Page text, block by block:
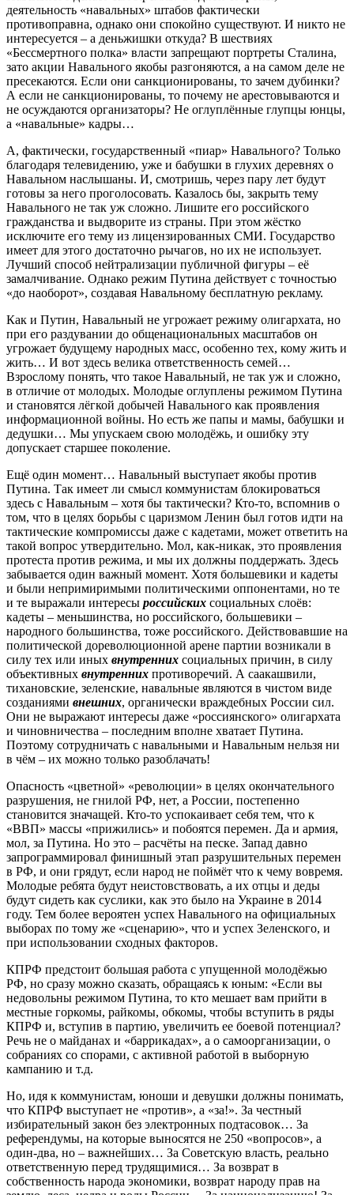
деятельность «навальных» штабов фактически
противоправна, однако они спокойно существуют. И никто не
интересуется – а деньжишки откуда? В шествиях
«Бессмертного полка» власти запрещают портреты Сталина,
зато акции Навального якобы разгоняются, а на самом деле не
пресекаются. Если они санкционированы, то зачем дубинки?
А если не санкционированы, то почему не арестовываются и
не осуждаются организаторы? Не оглуплённые глупцы юнцы,
а «навальные» кадры…
А, фактически, государственный «пиар» Навального? Только
благодаря телевидению, уже и бабушки в глухих деревнях о
Навальном наслышаны. И, смотришь, через пару лет будут
готовы за него проголосовать. Казалось бы, закрыть тему
Навального не так уж сложно. Лишите его российского
гражданства и выдворите из страны. При этом жёстко
исключите его тему из лицензированных СМИ. Государство
имеет для этого достаточно рычагов, но их не использует.
Лучший способ нейтрализации публичной фигуры – её
замалчивание. Однако режим Путина действует с точностью
«до наоборот», создавая Навальному бесплатную рекламу.
Как и Путин, Навальный не угрожает режиму олигархата, но
при его раздувании до общенациональных масштабов он
угрожает будущему народных масс, особенно тех, кому жить и
жить… И вот здесь велика ответственность семей…
Взрослому понять, что такое Навальный, не так уж и сложно,
в отличие от молодых. Молодые оглуплены режимом Путина
и становятся лёгкой добычей Навального как проявления
информационной войны. Но есть же папы и мамы, бабушки и
дедушки… Мы упускаем свою молодёжь, и ошибку эту
допускает старшее поколение.
Ещё один момент… Навальный выступает якобы против
Путина. Так имеет ли смысл коммунистам блокироваться
здесь с Навальным – хотя бы тактически? Кто-то, вспомнив о
том, что в целях борьбы с царизмом Ленин был готов идти на
тактические компромиссы даже с кадетами, может ответить на
такой вопрос утвердительно. Мол, как-никак, это проявления
протеста против режима, и мы их должны поддержать. Здесь
забывается один важный момент. Хотя большевики и кадеты
и были непримиримыми политическими оппонентами, но те
и те выражали интересы российских социальных слоёв:
кадеты – меньшинства, но российского, большевики –
народного большинства, тоже российского. Действовавшие на
политической дореволюционной арене партии возникали в
силу тех или иных внутренних социальных причин, в силу
объективных внутренних противоречий. А саакашвили,
тихановские, зеленские, навальные являются в чистом виде
созданиями внешних, органически враждебных России сил.
Они не выражают интересы даже «россиянского» олигархата
и чиновничества – последним вполне хватает Путина.
Поэтому сотрудничать с навальными и Навальным нельзя ни
в чём – их можно только разоблачать!
Опасность «цветной» «революции» в целях окончательного
разрушения, не гнилой РФ, нет, а России, постепенно
становится значащей. Кто-то успокаивает себя тем, что к
«ВВП» массы «прижились» и побоятся перемен. Да и армия,
мол, за Путина. Но это – расчёты на песке. Запад давно
запрограммировал финишный этап разрушительных перемен
в РФ, и они грядут, если народ не поймёт что к чему вовремя.
Молодые ребята будут неистовствовать, а их отцы и деды
будут сидеть как суслики, как это было на Украине в 2014
году. Тем более вероятен успех Навального на официальных
выборах по тому же «сценарию», что и успех Зеленского, и
при использовании сходных факторов.
КПРФ предстоит большая работа с упущенной молодёжью
РФ, но сразу можно сказать, обращаясь к юным: «Если вы
недовольны режимом Путина, то кто мешает вам прийти в
местные горкомы, райкомы, обкомы, чтобы вступить в ряды
КПРФ и, вступив в партию, увеличить ее боевой потенциал?
Речь не о майданах и «баррикадах», а о самоорганизации, о
собраниях со спорами, с активной работой в выборную
кампанию и т.д.
Но, идя к коммунистам, юноши и девушки должны понимать,
что КПРФ выступает не «против», а «за!». За честный
избирательный закон без электронных подтасовок… За
референдумы, на которые выносятся не 250 «вопросов», а
один-два, но – важнейших… За Советскую власть, реально
ответственную перед трудящимися… За возврат в
собственность народа экономики, возврат народу прав на